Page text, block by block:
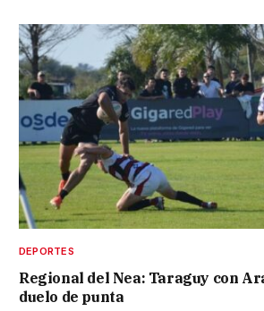
DEPORTES
Regional del Nea: Taraguy con
duelo de punta